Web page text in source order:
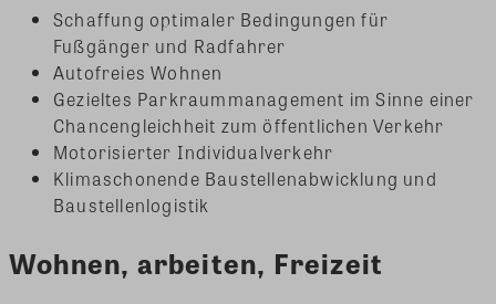
Schaffung optimaler Bedingungen für
Fußgänger und Radfahrer
Autofreies Wohnen
Gezieltes Parkraummanagement im Sinne einer
Chancengleichheit zum öffentlichen Verkehr
Motorisierter Individualverkehr
Klimaschonende Baustellenabwicklung und
Baustellenlogistik
Wohnen, arbeiten, Freizeit